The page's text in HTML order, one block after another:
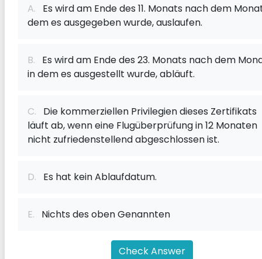
A. Es wird am Ende des 11. Monats nach dem
dem es ausgegeben wurde, auslaufen.
B. Es wird am Ende des 23. Monats nach dem
in dem es ausgestellt wurde, abläuft.
C. Die kommerziellen Privilegien dieses Zertifikats
läuft ab, wenn eine Flugüberprüfung in 12 Monaten
nicht zufriedenstellend abgeschlossen ist.
D. Es hat kein Ablaufdatum.
E. Nichts des oben Genannten
Check Answer